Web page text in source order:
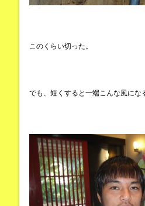
このくらい切った。
でも、短くすると一端こんな風にな